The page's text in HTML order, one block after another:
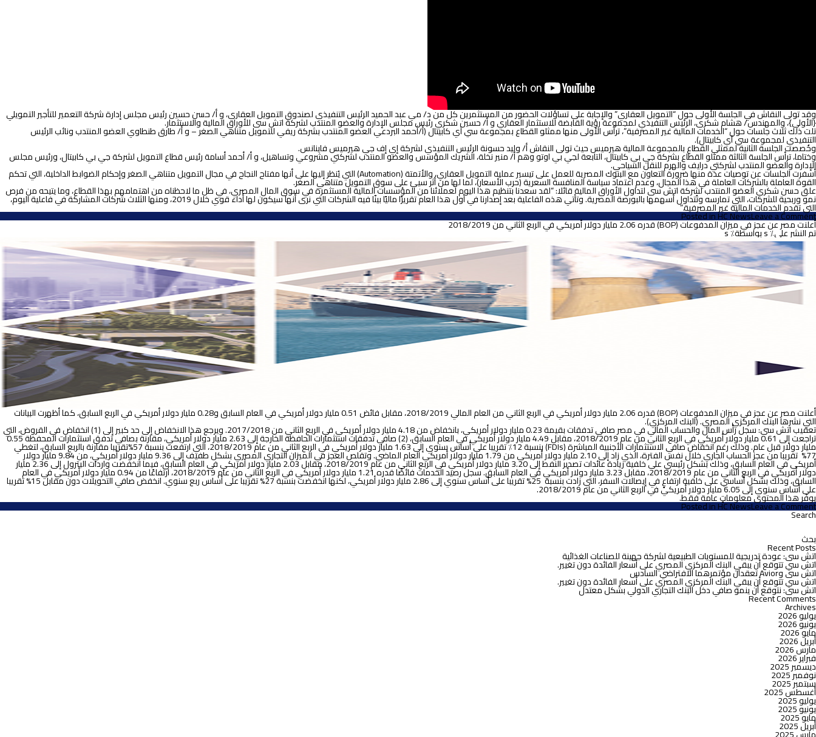
وقد تولى النقاش في الجلسة الأولى حول “التمويل العقاري” والإجابة على تساؤلات الحضور من المستثمرين كل من د/ مي عبد الحميد الرئيس التنفيذي لصندوق التمويل العقاري، و أ/ حسن حسين رئيس مجلس إدارة شركة التعمير للتأجير التمويلي
{الأولى}، والمهندس/ هشام شكرى، الرئيس التنفيذي لمجموعة رؤية القابضة للاستثمار العقاري و أ/ حسين شكري رئيس مجلس الإدارة والعضو المنتدب لشركة اتش سى للأوراق المالية والاستثمار.
تلت ذلك ثلاث جلسات حول “الخدمات المالية غير المصرفية”، ترأس الأولى منها ممثلو القطاع بمجموعة سي آي كابيتال (أ/أحمد البردعي العضو المنتدب بشركة ريفي للتمويل متناهي الصغر – و أ/ طارق طنطاوي العضو المنتدب ونائب الرئيس
التنفيذي لمجموعة سي آي كابيتال).
وخُصصت الجلسة الثانية لممثلي القطاع بالمجموعة المالية هيرميس حيث تولى النقاش أ/ وليد حسونة الرئيس التنفيذي لشركة إي إف جي هيرميس فاينانس.
وختاما، ترأس الجلسة الثالثة ممثلو القطاع بشركة جي بي كابيتال، التابعة لجي بي اوتو وهم أ/ منير نخلة، الشريك المؤسس والعضو المنتدب لشركتي مشروعي وتساهيل، و أ/ أحمد أسامة رئيس قطاع التمويل لشركة جي بي كابيتال، ورئيس مجلس
الإدارة والعضو المنتدب لشركتي درايف والهرم للنقل السياحي.
أسفرت الجلسات عن توصيات عدة منها ضرورة التعاون مع البنوك المصرية للعمل على تيسير عملية التمويل العقاري، والأتمتة (Automation) التي يُنظر إليها على أنها مفتاح النجاح في مجال التمويل متناهي الصغر وإحكام الضوابط الداخلية، التي تحكم
القوة العاملة بالشركات العاملة في هذا المجال، وعدم اعتماد سياسة المنافسة السعرية (حرب الأسعار)، لما لها من أثر سيئ على سوق التمويل متناهي الصغر.
علق حسن شكري العضو المنتدب لشركة اتش سى لتداول الأوراق المالية قائلا: “لقد سعدنا بتنظيم هذا اليوم لعملائنا من المؤسسات المالية المستثمرة في سوق المال المصري، في ظل ما لاحظناه من اهتمامهم بهذا القطاع، وما يتيحه من فرص
نمو وربحية للشركات، التي تمارسه وتُتداول أسهمها بالبورصة المصرية. وتأتي هذه الفاعلية بعد إصدارنا في أول هذا العام تقريرًا ماليًا بينّا فيه الشركات التي نرى أنها سيكون لها أداء قوي خلال 2019، ومنها الثلاث شركات المشاركة في فاعلية اليوم،
التي تقدم الخدمات المالية غير المصرفية.”
Posted inHC NewsLeave a Comment
on
اتش
سى
لتداول
الأوراق
المالية
تعقد
فاعليتها
الأولى
حول
الخدمات
المالية
أعلنت مصر عن عجز في ميزان المدفوعات (BOP) قدره 2.06 مليار دولار أمريكي في الربع الثاني من 2018/2019
تم النشر على٪ s بواسطة٪ s
أعلنت مصر عن عجز في ميزان المدفوعات (BOP) قدره 2.06 مليار دولار أمريكي في الربع الثاني من العام المالي 2018/2019، مقابل فائض 0.51 مليار دولار أمريكي في العام السابق و0.28 مليار دولار أمريكي في الربع السابق، كما أظهرت البيانات
التي نشرها البنك المركزي المصري. (البنك المركزي).
تعقيب اتش سى: سجل رأس المال والحساب المالي في مصر صافي تدفقات بقيمة 0.23 مليار دولار أمريكي، بانخفاض من 4.18 مليار دولار أمريكي في الربع الثاني من 2017/2018. ويرجع هذا الانخفاض إلى حد كبير إلى (1) انخفاض في القروض، التي
تراجعت إلى 0.61 مليار دولار أمريكي في الربع الثاني من عام 2018/2019، مقابل 4.49 مليار دولار أمريكي في العام السابق، (2) صافي تدفقات استثمارات الحافظة الخارجة إلى 2.63 مليار دولار أمريكي، مقارنة بصافي تدفق استثمارات المحفظة 0.55
مليار دولار قبل عام. وذلك رغم انخفاض صافي الاستثمارات الأجنبية المباشرة (FDIs) بنسبة 12٪ تقريبا على أساس سنوي إلى 1.63 مليار دولار أمريكي في الربع الثاني من عام 2018/2019، التي ارتفعت بنسبة 57%تقريبا مقارنة بالربع السابق، لتغطي
77% تقريبا من عجز الحساب الجاري خلال نفس الفترة، الذي زاد إلى 2.10 مليار دولار أمريكي من 1.79 مليار دولار أمريكي العام الماضي. وتقلص العجز في الميزان التجاري المصري بشكل طفيف إلى 9.36 مليار دولار أمريكي، من 9.84 مليار دولار
أمريكي في العام السابق، وذلك بشكل رئيسي على خلفية زيادة عائدات تصدير النفط إلى 3.20 مليار دولار أمريكي في الربع الثاني من عام 2018/2019، مقابل 2.03 مليار دولار أمريكي في العام السابق، فيما انخفضت واردات البترول إلى 2.36 مليار
دولار أمريكي في الربع الثاني من عام 2018/2019، مقابل 3.23 مليار دولار أمريكي في العام السابق. سجل رصيد الخدمات فائضًا قدره 1.21 مليار دولار أمريكي في الربع الثاني من عام 2018/2019، ارتفاعًا من 0.94 مليار دولار أمريكي في العام
السابق، وذلك بشكل أساسي على خلفية ارتفاعٍ في إيصالات السفر، التي زادت بنسبة 25% تقريبا على أساس سنوي إلى 2.86 مليار دولار أمريكي، لكنها انخفضت بنسبة 27% تقريبا على أساس ربع سنوي. انخفض صافي التحويلات دون مقابل 15% تقريبا
على أساس سنوي إلى 6.05 مليار دولار أمريكي في الربع الثاني من عام 2018/2019.
يوفّر هذا المحتوى معلوماتٍ عامة فقط.
Posted inHC NewsLeave a Comment
on
أعلنت
ميزان
المدفوعات
(BOP)
قدره
2.06
Search
البحث
Recent Posts
اتش سى: عودة تدريجية للمستويات الطبيعية لشركة جهينة للصناعات الغذائية
اتش سي تتوقع أن يبقي البنك المركزي المصري على أسعار الفائدة دون تغيير.
اتش سى وAvior تعقدان مؤتمرهما الافتراضي السادس
اتش سي تتوقع أن يبقي البنك المركزي المصري على أسعار الفائدة دون تغيير.
اتش سى: نتوقع أن ينمو صافي دخل البنك التجاري الدولي بشكل معتدل
Recent Comments
Archives
يوليو 2026
يونيو 2026
مايو 2026
أبريل 2026
مارس 2026
فبراير 2026
ديسمبر 2025
نوفمبر 2025
سبتمبر 2025
أغسطس 2025
يوليو 2025
يونيو 2025
مايو 2025
أبريل 2025